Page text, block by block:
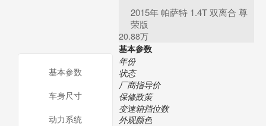
2015年 帕萨特 1.4T 双离合 尊
荣版
20.88万
基本参数
年份
状态
厂商指导价
保修政策
变速箱挡位数
外观颜色
基本参数
车身尺寸
动力系统